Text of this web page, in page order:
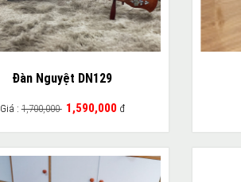
Đàn Nguyệt DN129
Giá :1,700,000 1,590,000 đ